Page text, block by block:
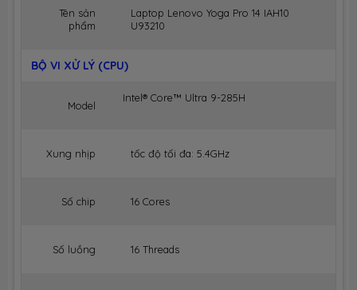
Tên sản
phẩm
Laptop Lenovo Yoga Pro 14 IAH10
U93210
BỘ VI XỬ LÝ (CPU)
Model
Intel® Core™ Ultra 9-285H
Xung nhịp tốc độ tối đa: 5.4GHz
Số chip 16 Cores
Số luồng 16 Threads